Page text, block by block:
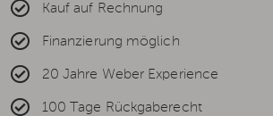
Kauf auf Rechnung
Finanzierung möglich
20 Jahre Weber Experience
100 Tage Rückgaberecht